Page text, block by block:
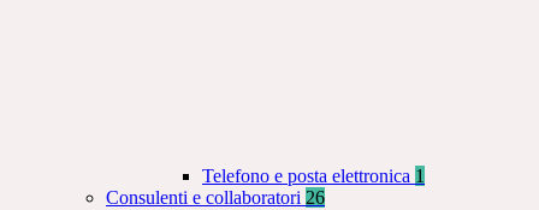
Telefono e posta elettronica 1
Consulenti e collaboratori 26